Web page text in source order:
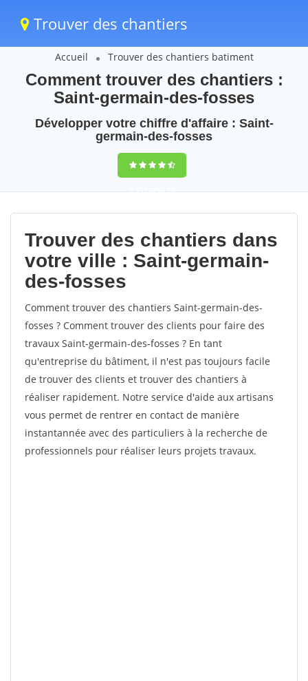
Trouver des chantiers
Accueil Trouver des chantiers batiment
Comment trouver des chantiers :
Saint-germain-des-fosses
Développer votre chiffre d'affaire : Saint-
germain-des-fosses
9,5(100%)54
votes
Trouver des chantiers dans
votre ville : Saint-germain-
des-fosses
Comment trouver des chantiers Saint-germain-des-
fosses ? Comment trouver des clients pour faire des
travaux Saint-germain-des-fosses ? En tant
qu'entreprise du bâtiment, il n'est pas toujours facile
de trouver des clients et trouver des chantiers à
réaliser rapidement. Notre service d'aide aux artisans
vous permet de rentrer en contact de manière
instantannée avec des particuliers à la recherche de
professionnels pour réaliser leurs projets travaux.